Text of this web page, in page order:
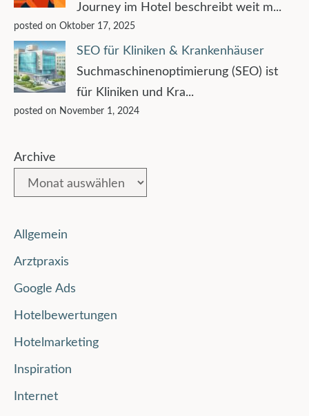
Journey im Hotel beschreibt weit m...
posted on Oktober 17, 2025
SEO für Kliniken & Krankenhäuser
Suchmaschinenoptimierung (SEO) ist
für Kliniken und Kra...
posted on November 1, 2024
Archive
Allgemein
Arztpraxis
Google Ads
Hotelbewertungen
Hotelmarketing
Inspiration
Internet